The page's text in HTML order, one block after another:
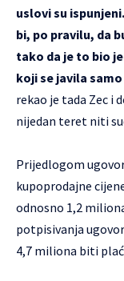
uslovi su
bi, po pravilu, da
tako da je to bio
koji se javila
rekao je tada Zec i
nijedan teret niti
Prijedlogom
kupoprodajne
odnosno 1,2
potpisivanja
4,7 miliona biti